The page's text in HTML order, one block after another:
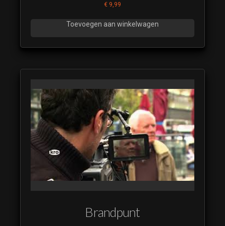
€ 9,99
Toevoegen aan winkelwagen
Brandpunt